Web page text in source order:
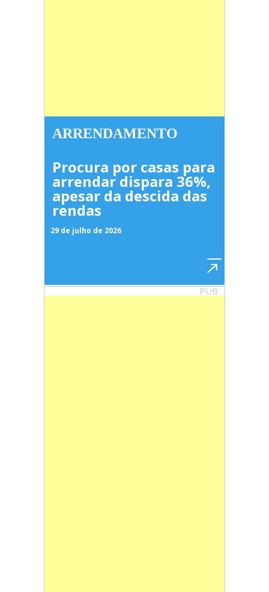
ARRENDAMENTO
Procura por casas para
arrendar dispara 36%,
apesar da descida das
rendas
29 de julho de 2026
PUB